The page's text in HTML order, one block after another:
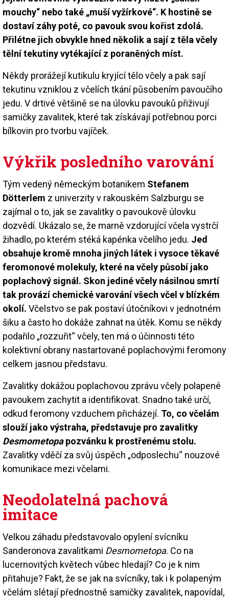
mouchy“ nebo také „muší vyžírkové“. K hostině se
dostaví záhy poté, co pavouk svou kořist zdolá.
Přilétne jich obvykle hned několik a sají z těla včely
tělní tekutiny vytékající z poraněných míst.
Někdy prorážejí kutikulu kryjící tělo včely a pak sají
tekutinu vzniklou z včelích tkání působením pavoučího
jedu. V drtivé většině se na úlovku pavouků přiživují
samičky zavalitek, které tak získávají potřebnou porci
bílkovin pro tvorbu vajíček.
Výkřik posledního varování
Tým vedený německým botanikem Stefanem
Dötterlem z univerzity v rakouském Salzburgu se
zajímal o to, jak se zavalitky o pavoukově úlovku
dozvědí. Ukázalo se, že marně vzdorující včela vystrčí
žihadlo, po kterém stéká kapénka včelího jedu. Jed
obsahuje kromě mnoha jiných látek i vysoce těkavé
feromonové molekuly, které na včely působí jako
poplachový signál. Skon jediné včely násilnou smrtí
tak provází chemické varování všech včel v blízkém
okolí. Včelstvo se pak postaví útočníkovi v jednotném
šiku a často ho dokáže zahnat na útěk. Komu se někdy
podařilo „rozzuřit“ včely, ten má o účinnosti této
kolektivní obrany nastartované poplachovými feromony
celkem jasnou představu.
Zavalitky dokážou poplachovou zprávu včely polapené
pavoukem zachytit a identifikovat. Snadno také určí,
odkud feromony vzduchem přicházejí. To, co včelám
slouží jako výstraha, představuje pro zavalitky
Desmometopapozvánku k prostřenému stolu.
Zavalitky vděčí za svůj úspěch „odposlechu“ nouzové
komunikace mezi včelami.
Neodolatelná pachová
imitace
Velkou záhadu představovalo opylení svícníku
Sanderonova zavalitkami Desmometopa. Co na
lucernovitých květech vůbec hledají? Co je k nim
přitahuje? Fakt, že se jak na svícníky, tak i k polapeným
včelám slétají přednostně samičky zavalitek, napovídal,